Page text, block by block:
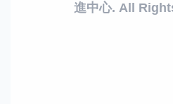
進中心. All